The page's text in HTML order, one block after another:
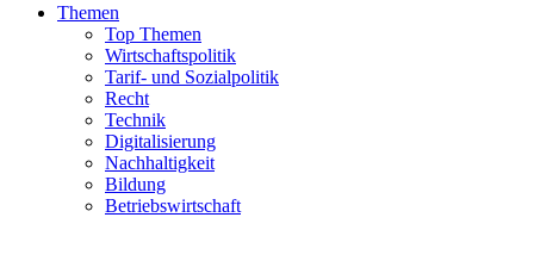
Themen
Top Themen
Wirtschaftspolitik
Tarif- und Sozialpolitik
Recht
Technik
Digitalisierung
Nachhaltigkeit
Bildung
Betriebswirtschaft